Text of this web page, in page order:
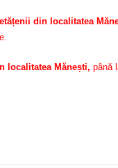
din localitatea
localitatea Mănești, până